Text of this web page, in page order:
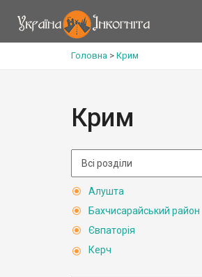
Головна > Крим
Крим
Алушта
Бахчисарайський район
Євпаторія
Керч